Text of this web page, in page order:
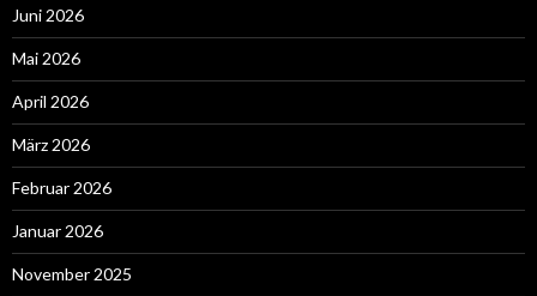
Juni 2026
Mai 2026
April 2026
März 2026
Februar 2026
Januar 2026
November 2025